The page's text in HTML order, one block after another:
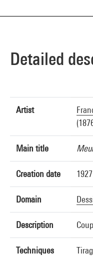
Detailed
Artist
Main title
Creation date
Domain
Description
Techniques